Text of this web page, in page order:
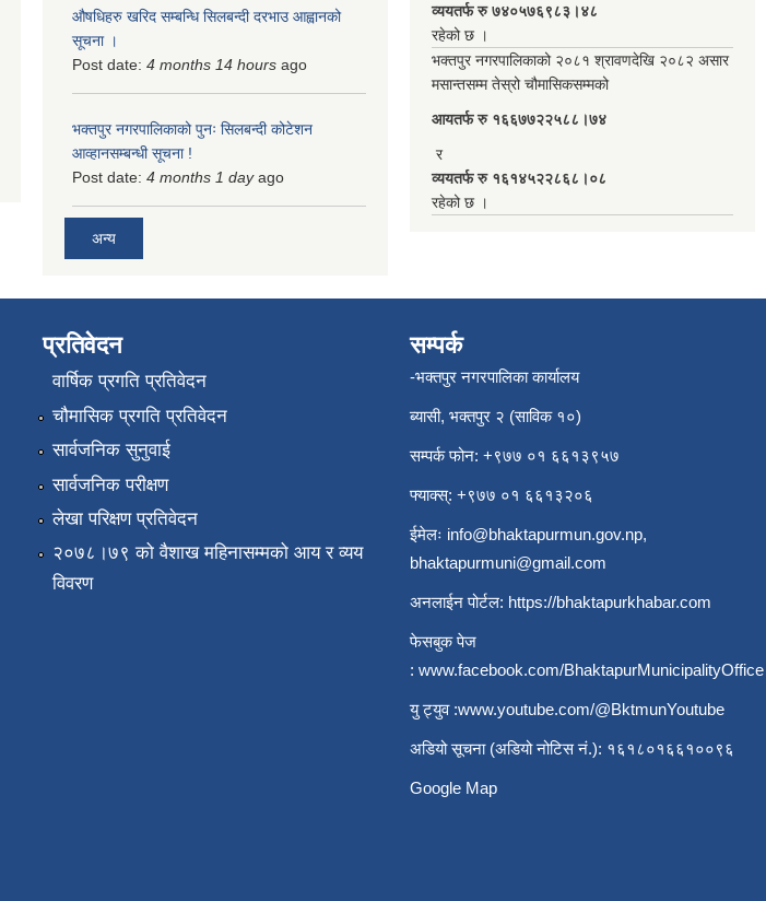
औषधिहरु खरिद सम्बन्धि सिलबन्दी दरभाउ आह्वानको
सूचना ।
Post date: 4 months 14 hours ago
भक्तपुर नगरपालिकाको पुनः सिलबन्दी कोटेशन
आव्हानसम्बन्धी सूचना !
Post date: 4 months 1 dayago
अन्य
व्ययतर्फ रु ७४०५७६९८३।४८
रहेको छ ।
भक्तपुर नगरपालिकाको २०८१ श्रावणदेखि २०८२ असार
मसान्तसम्म तेस्रो चौमासिकसम्मको
आयतर्फ रु‌ १६६७७२२५८८।७४
र
व्ययतर्फ रु १६१४५२२८६८।०८
रहेको छ ।
प्रतिवेदन
वार्षिक प्रगति प्रतिवेदन
चौमासिक प्रगति प्रतिवेदन
सार्वजनिक सुनुवाई
सार्वजनिक परीक्षण
लेखा परिक्षण प्रतिवेदन
२०७८।७९ को वैशाख महिनासम्मको आय र व्यय
विवरण
सम्पर्क
-भक्तपुर नगरपालिका कार्यालय
ब्यासी, भक्तपुर २ (साविक १०)
सम्पर्क फोन: +९७७ ०१ ६६१३९५७
फ्याक्स्: +९७७ ०१ ६६१३२०६
ईमेलः info@bhaktapurmun.gov.np,
bhaktapurmuni@gmail.com
अनलाईन पोर्टल: https://bhaktapurkhabar.com
फेसबुक पेज
: www.facebook.com/BhaktapurMunicipalityOffice
यु ट्युव :www.youtube.com/@BktmunYoutube
अडियो सूचना (अडियो नोटिस नं.): १६१८०१६६१००९६
Google Map